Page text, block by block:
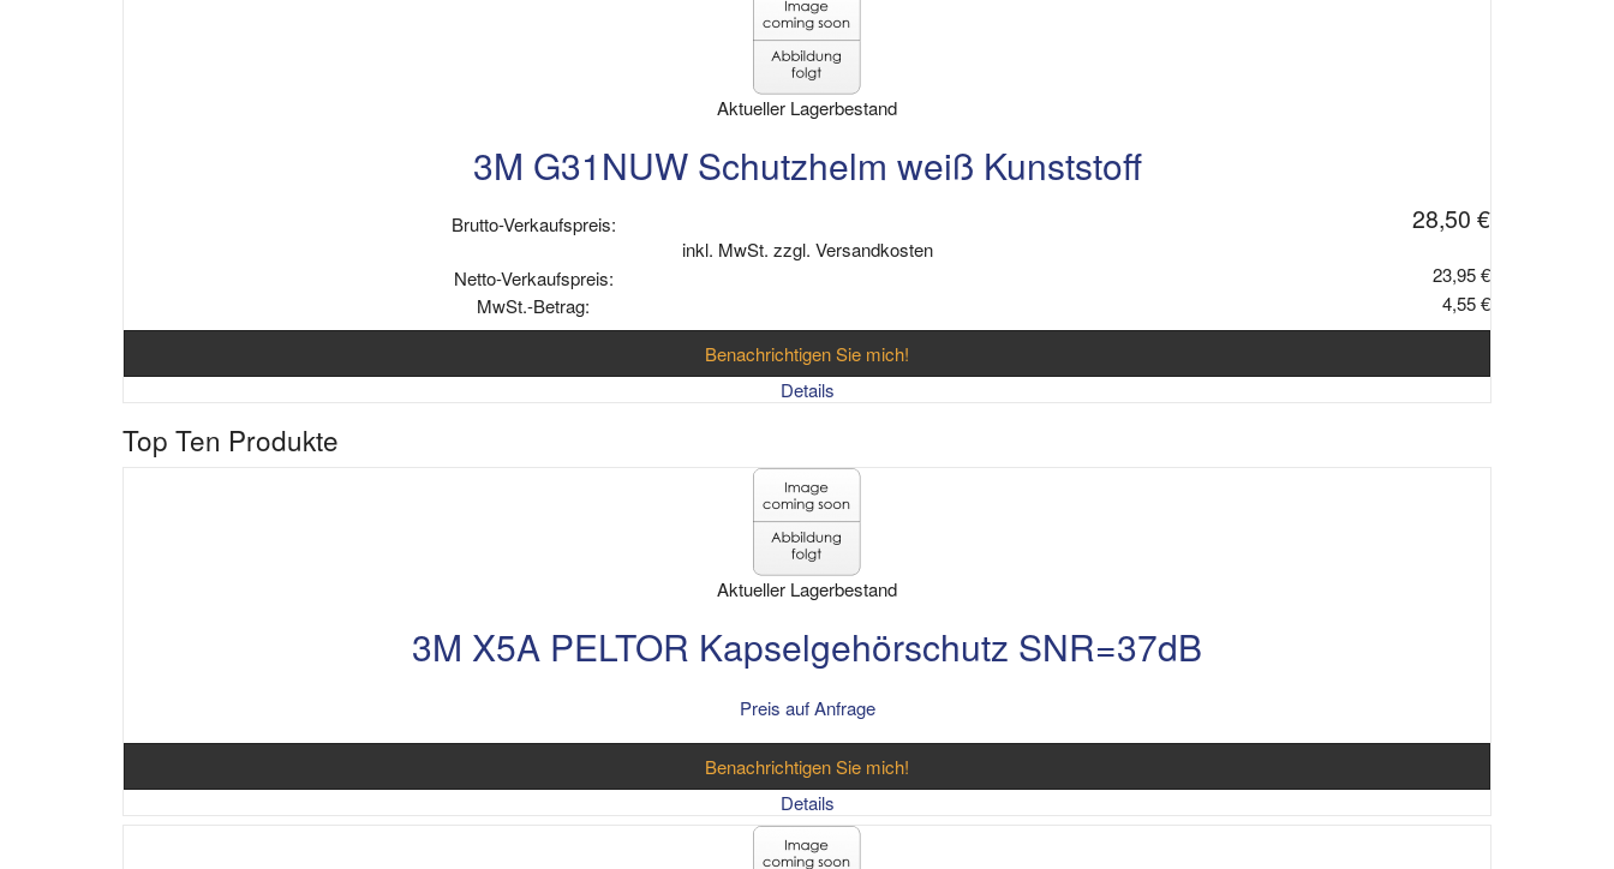
Aktueller Lagerbestand
3M G31NUW Schutzhelm weiß Kunststoff
Brutto-Verkaufspreis: 28,50 €
inkl. MwSt. zzgl. Versandkosten
Netto-Verkaufspreis:
23,95 €
MwSt.-Betrag:
4,55 €
Benachrichtigen Sie mich!
Details
Top Ten Produkte
Aktueller Lagerbestand
3M X5A PELTOR Kapselgehörschutz SNR=37dB
Preis auf Anfrage
Benachrichtigen Sie mich!
Details